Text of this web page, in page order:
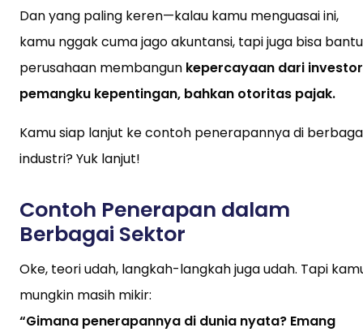
Dan yang paling keren—kalau kamu menguasai ini,
kamu nggak cuma jago akuntansi, tapi juga bisa bantu
perusahaan membangun kepercayaan dari
pemangku kepentingan, bahkan otoritas pajak.
Kamu siap lanjut ke contoh penerapannya di
industri? Yuk lanjut!
Contoh Penerapan dalam
Berbagai Sektor
Oke, teori udah, langkah-langkah juga udah. Tapi
mungkin masih mikir:
“Gimana penerapannya di dunia nyata? Emang